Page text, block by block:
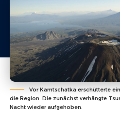
Vor Kamtschatka erschütterte
die Region. Die zunächst verhängte
Nacht wieder aufgehoben.